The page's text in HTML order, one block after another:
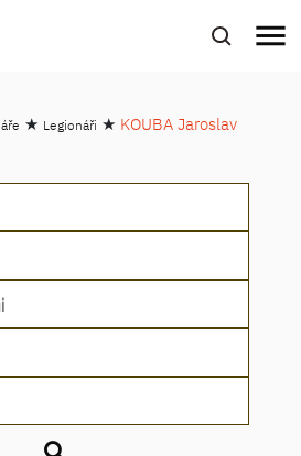
menu
★ Legionáři ★ KOUBA Jaroslav